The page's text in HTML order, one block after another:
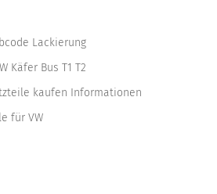
Lackierung
Käfer Bus T1 T2
kaufen Informationen
für VW